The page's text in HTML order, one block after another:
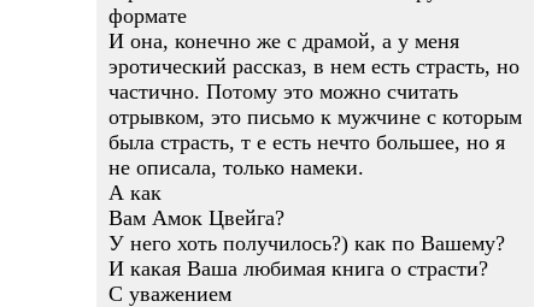
формате
И она, конечно же с драмой, а у меня
эротический рассказ, в нем есть страсть, но
частично. Потому это можно считать
отрывком, это письмо к мужчине с которым
была страсть, т е есть нечто большее, но я
не описала, только намеки.
А как
Вам Амок Цвейга?
У него хоть получилось?) как по Вашему?
И какая Ваша любимая книга о страсти?
С уважением